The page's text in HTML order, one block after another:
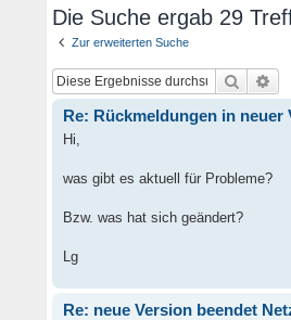
Die Suche ergab 29
Zur erweiterten Suche
Suche
Re: Rückmeldungen in neuer
Hi,
was gibt es aktuell für Probleme?
Bzw. was hat sich geändert?
Lg
Re: neue Version beendet